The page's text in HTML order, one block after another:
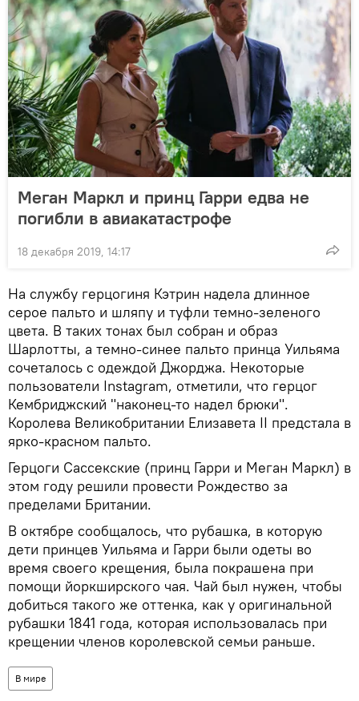
Меган Маркл и принц Гарри едва не
погибли в авиакатастрофе
18 декабря 2019, 14:17
На службу герцогиня Кэтрин надела длинное
серое пальто и шляпу и туфли темно-зеленого
цвета. В таких тонах был собран и образ
Шарлотты, а темно-синее пальто принца Уильяма
сочеталось с одеждой Джорджа. Некоторые
пользователи Instagram, отметили, что герцог
Кембриджский "наконец-то надел брюки".
Королева Великобритании Елизавета II предстала в
ярко-красном пальто.
Герцоги Сассекские (принц Гарри и Меган Маркл) в
этом году решили провести Рождество за
пределами Британии.
В октябре сообщалось, что рубашка, в которую
дети принцев Уильяма и Гарри были одеты во
время своего крещения, была покрашена при
помощи йоркширского чая. Чай был нужен, чтобы
добиться такого же оттенка, как у оригинальной
рубашки 1841 года, которая использовалась при
крещении членов королевской семьи раньше.
В мире